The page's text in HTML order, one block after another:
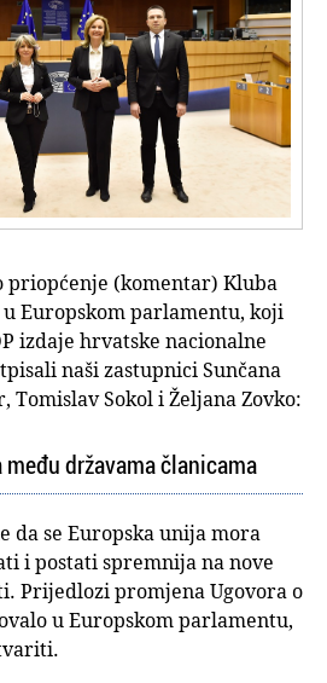
priopćenje (komentar) Kluba
u Europskom parlamentu, koji
izdaje hrvatske nacionalne
naši zastupnici Sunčana
Tomislav Sokol i Željana Zovko:
državama članicama
da se Europska unija mora
i postati spremnija na nove
Prijedlozi promjena Ugovora o
u Europskom parlamentu,